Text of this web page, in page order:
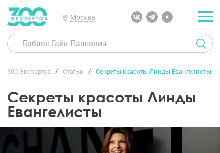
Москва
300 Экспертов Статьи Секреты красоты Линды Евангелисты
Секреты красоты Линды
Евангелисты